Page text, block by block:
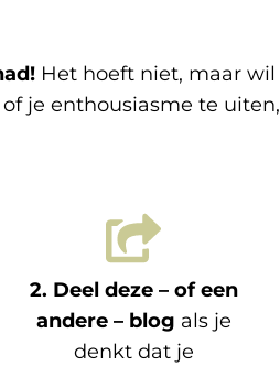
Het hoeft niet, maar wil
je enthousiasme te uiten,
2. Deel deze – of een
andere – blog als je
denkt dat je